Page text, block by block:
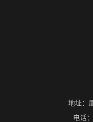
地址：
电话